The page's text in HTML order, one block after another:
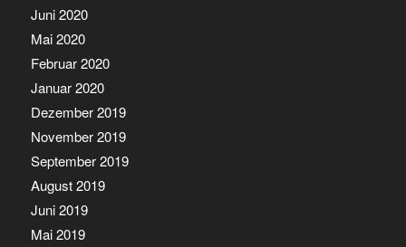
Juni 2020
Mai 2020
Februar 2020
Januar 2020
Dezember 2019
November 2019
September 2019
August 2019
Juni 2019
Mai 2019